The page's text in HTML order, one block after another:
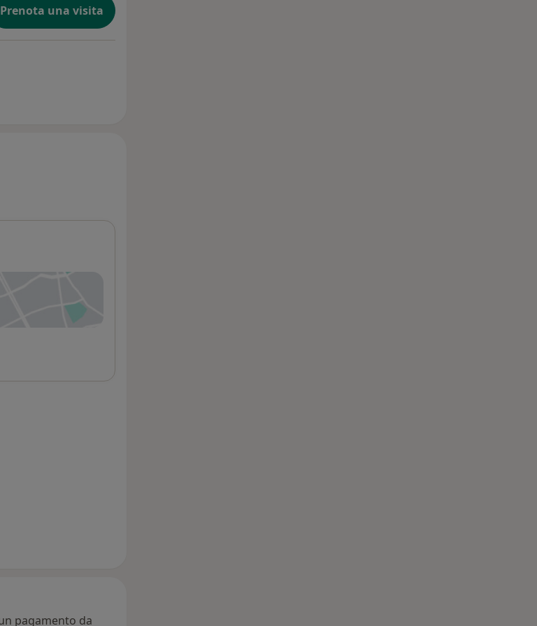
Prenota una visita
pagamento da